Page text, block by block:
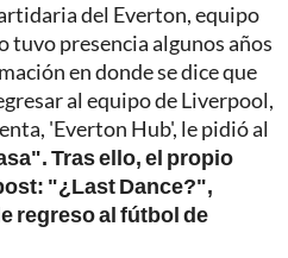
del Everton, equipo
tuvo presencia algunos años
en donde se dice que
al equipo de Liverpool,
'Everton Hub', le pidió al
Tras ello, el propio
"¿Last Dance?",
regreso al fútbol de